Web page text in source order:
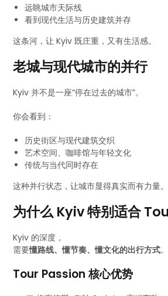
远眺城市天际线
看到现代生活与历史建筑并存
这条河，让 Kyiv 既庄重，又有生活感。
老城与现代城市的并行
Kyiv 并不是一座“停在过去的城市”。
你会看到：
历史街区与现代建筑交织
艺术空间、咖啡馆与年轻文化
传统与当代同时存在
这种并行状态，让城市显得真实而有力量。
为什么 Kyiv 特别适合
Kyiv 的深度，
需要懂路线、懂节奏、懂文化的出行方式。
Tour Passion 核心优势